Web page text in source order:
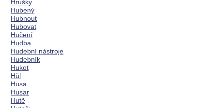
Hrušky
Hubený
Hubnout
Hubovat
Hučení
Hudba
Hudební nástroje
Hudebník
Hukot
Hůl
Husa
Husar
Hutě